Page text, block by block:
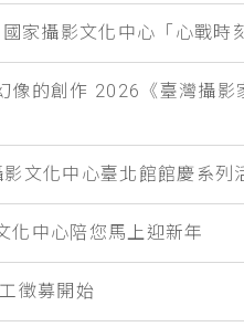
家攝影文化中心「心戰時
像的創作 2026《臺灣攝
文化中心臺北館館慶系列
化中心陪您馬上迎新年
徵募開始